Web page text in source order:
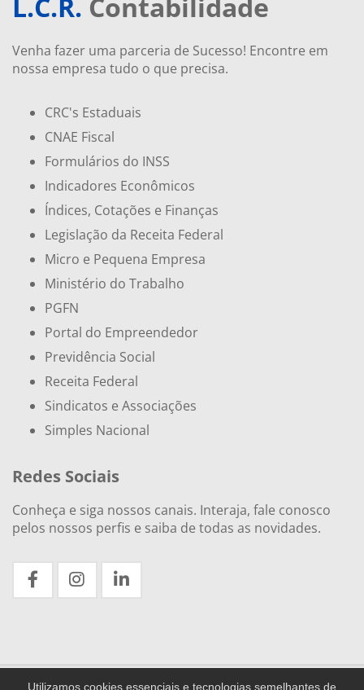
Utilizamos cookies essenciais e tecnologias semelhantes de
Venha fazer uma parceria de Sucesso! Encontre em
nossa empresa tudo o que precisa.
CRC's Estaduais
CNAE Fiscal
Formulários do INSS
Indicadores Econômicos
Índices, Cotações e Finanças
Legislação da Receita Federal
Micro e Pequena Empresa
Ministério do Trabalho
PGFN
Portal do Empreendedor
Previdência Social
Receita Federal
Sindicatos e Associações
Simples Nacional
Redes Sociais
Conheça e siga nossos canais. Interaja, fale conosco
pelos nossos perfis e saiba de todas as novidades.